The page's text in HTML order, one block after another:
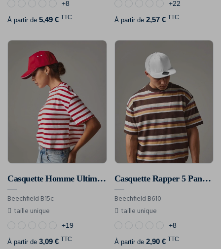
+8
À partir de 5,49 € TTC
+22
À partir de 2,57 € TTC
Casquette Homme Ultimate À 5 Panneaux Sandwich Contrasté
Beechfield B15c
taille unique
+19
À partir de 3,09 € TTC
Casquette Rapper 5 Panneaux
Beechfield B610
taille unique
+8
À partir de 2,90 € TTC